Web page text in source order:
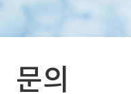
문의